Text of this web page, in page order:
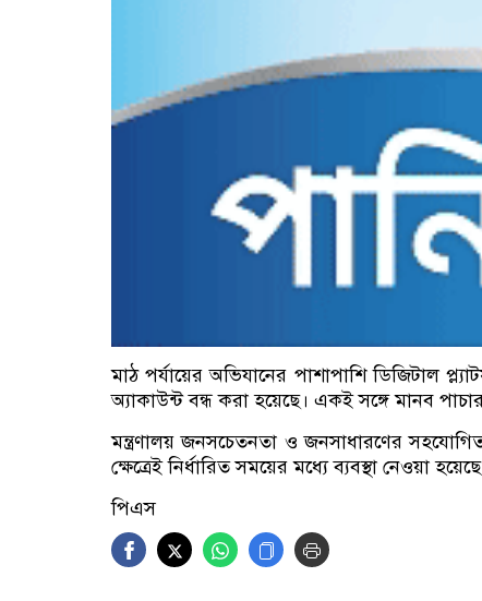
মাঠ পর্যায়ের অভিযানের পাশাপাশি ডিজিটাল
অ্যাকাউন্ট বন্ধ করা হয়েছে। একই সঙ্গে মানব
মন্ত্রণালয় জনসচেতনতা ও জনসাধারণের
ক্ষেত্রেই নির্ধারিত সময়ের মধ্যে ব্যবস্থা নেওয়া
পিএস